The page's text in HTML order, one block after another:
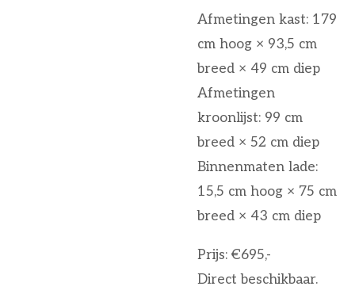
Afmetingen kast: 179
cm hoog × 93,5 cm
breed × 49 cm diep
Afmetingen
kroonlijst: 99 cm
breed × 52 cm diep
Binnenmaten lade:
15,5 cm hoog × 75 cm
breed × 43 cm diep
Prijs: €695,-
Direct beschikbaar.